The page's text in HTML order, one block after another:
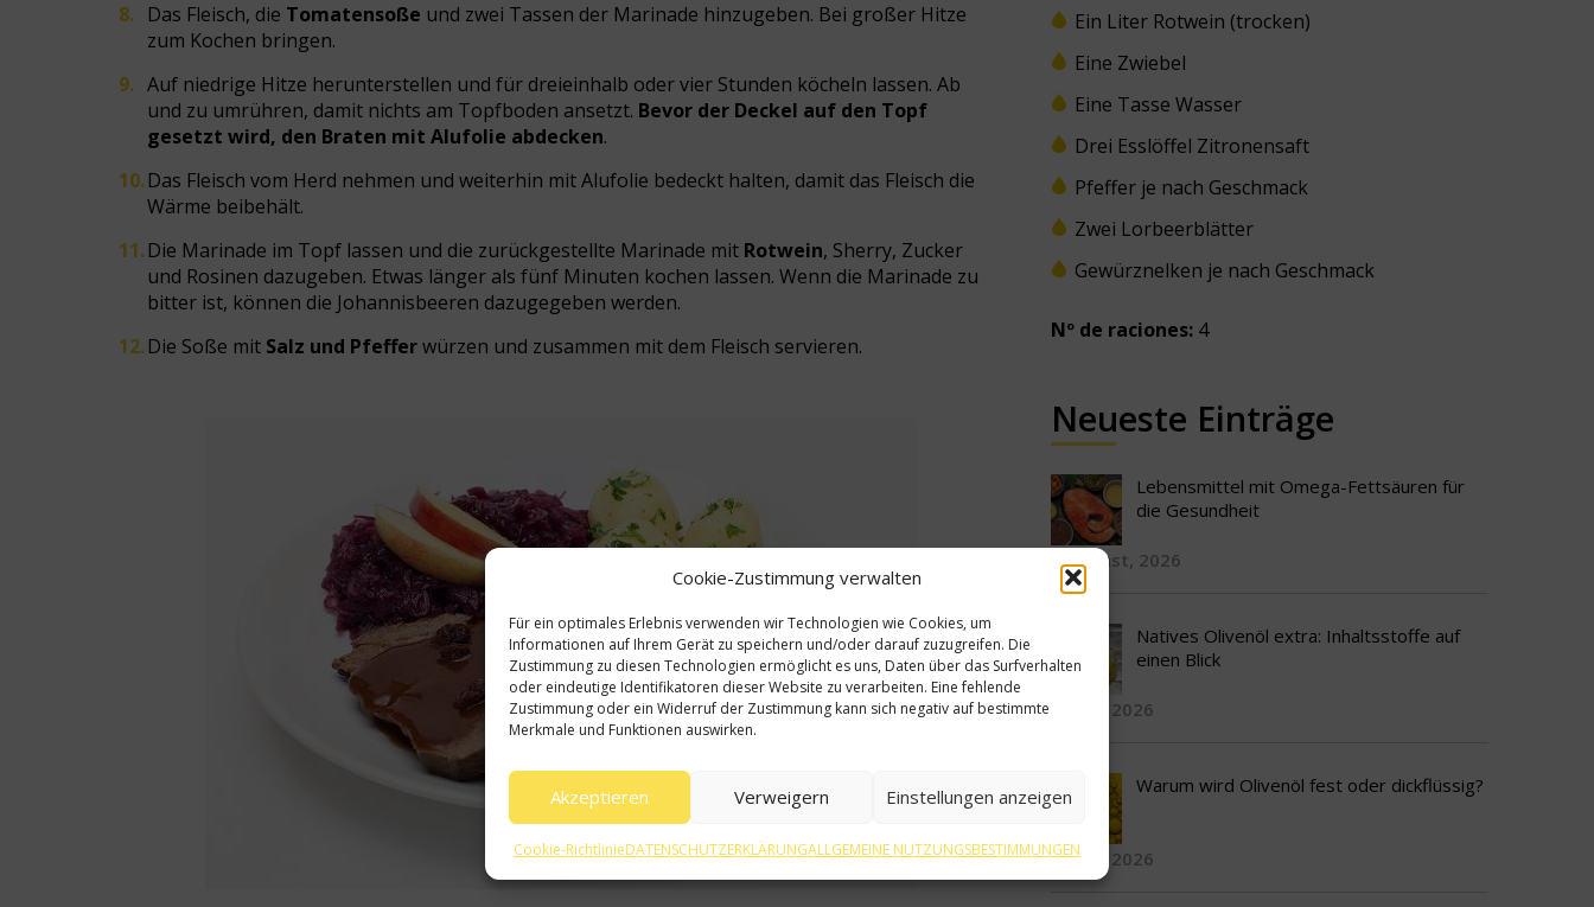
Cookie-Zustimmung verwalten
Für ein optimales Erlebnis verwenden wir Technologien wie Cookies, um
Informationen auf Ihrem Gerät zu speichern und/oder darauf zuzugreifen. Die
Zustimmung zu diesen Technologien ermöglicht es uns, Daten über das Surfverhalten
oder eindeutige Identifikatoren dieser Website zu verarbeiten. Eine fehlende
Zustimmung oder ein Widerruf der Zustimmung kann sich negativ auf bestimmte
Merkmale und Funktionen auswirken.
Akzeptieren Verweigern Einstellungen anzeigen
Cookie-RichtlinieDATENSCHUTZERKLÄRUNGALLGEMEINE NUTZUNGSBESTIMMUNGEN
Das Fleisch, die Tomatensoße und zwei Tassen der Marinade hinzugeben. Bei großer Hitze
zum Kochen bringen.
Auf niedrige Hitze herunterstellen und für dreieinhalb oder vier Stunden köcheln lassen. Ab
und zu umrühren, damit nichts am Topfboden ansetzt. Bevor der Deckel auf den Topf
gesetzt wird, den Braten mit Alufolie abdecken.
Das Fleisch vom Herd nehmen und weiterhin mit Alufolie bedeckt halten, damit das Fleisch die
Wärme beibehält.
Die Marinade im Topf lassen und die zurückgestellte Marinade mit Rotwein, Sherry, Zucker
und Rosinen dazugeben. Etwas länger als fünf Minuten kochen lassen. Wenn die Marinade zu
bitter ist, können die Johannisbeeren dazugegeben werden.
Die Soße mit Salz und Pfefferwürzen und zusammen mit dem Fleisch servieren.
Ein Liter Rotwein (trocken)
Eine Zwiebel
Eine Tasse Wasser
Drei Esslöffel Zitronensaft
Pfeffer je nach Geschmack
Zwei Lorbeerblätter
Gewürznelken je nach Geschmack
Nº de raciones: 4
Neueste Einträge
Lebensmittel mit Omega-Fettsäuren für
die Gesundheit
5 August, 2026
Natives Olivenöl extra: Inhaltsstoffe auf
einen Blick
29 Juli, 2026
Warum wird Olivenöl fest oder dickflüssig?
23 Juli, 2026